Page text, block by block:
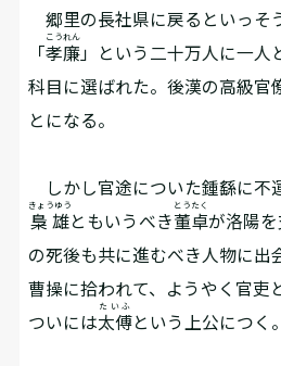
郷里の長社県に戻るといっそ
「孝廉
こうれん
」という二十万人に一人
科目に選ばれた。後漢の高級官
とになる。
しかし官途についた鍾繇に不
梟雄
きょうゆう
ともいうべき董卓
とうたく
が洛陽
の死後も共に進むべき人物に出
曹操に拾われて、ようやく官吏
ついには太傅
たいふ
という上公につく。